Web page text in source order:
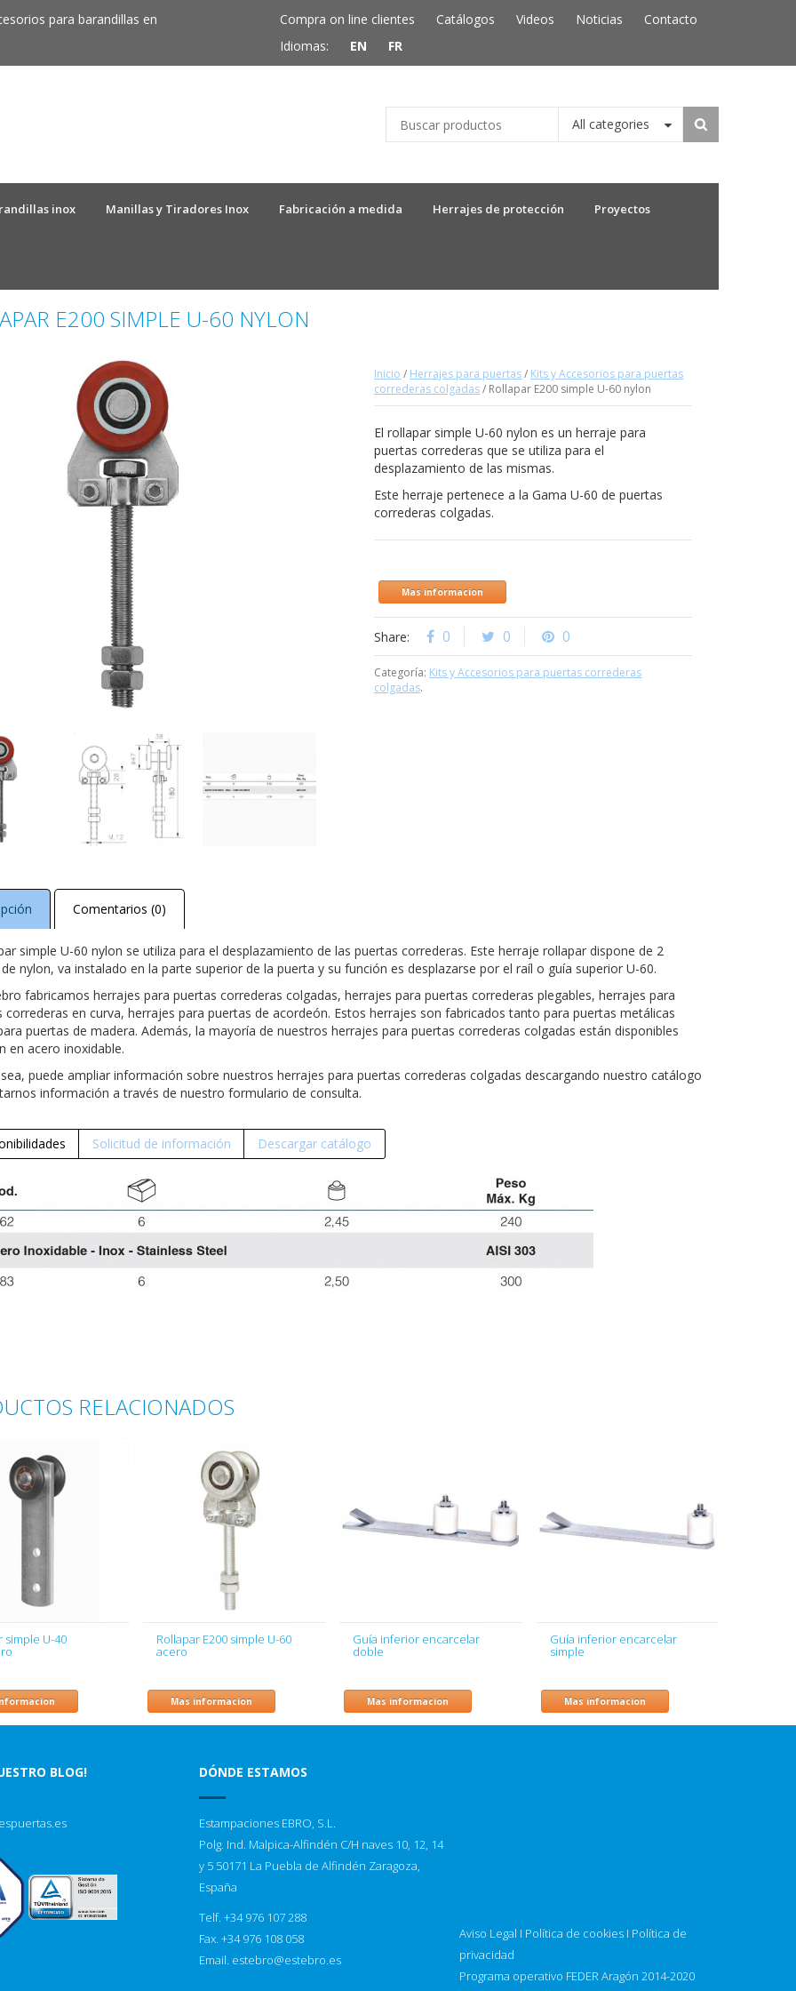
para barandillas en Compra on line clientes Catálogos Videos Noticias
Contacto
Idiomas:
EN FR
All categories
inox Manillas y Tiradores Inox Fabricación a medida Herrajes de protección Proyectos
E200 SIMPLE U-60 NYLON
Inicio / Herrajes para puertas/ Kits y Accesorios para puertas
correderas colgadas/ Rollapar E200 simple U-60 nylon
El rollapar simple U-60 nylon es un herraje para
puertas correderas que se utiliza para el
desplazamiento de las mismas.
Este herraje pertenece a la Gama U-60 de puertas
correderas colgadas.
Mas informacion
Share: 0 0 0
Categoría: Kits y Accesorios para puertas correderas
colgadas.
Comentarios (0)
simple U-60 nylon se utiliza para el desplazamiento de las puertas correderas. Este herraje rollapar dispone de 2
nylon, va instalado en la parte superior de la puerta y su función es desplazarse por el raíl o guía superior U-60.
fabricamos herrajes para puertas correderas colgadas, herrajes para puertas correderas plegables, herrajes para
correderas en curva, herrajes para puertas de acordeón. Estos herrajes son fabricados tanto para puertas metálicas
puertas de madera. Además, la mayoría de nuestros herrajes para puertas correderas colgadas están disponibles
en acero inoxidable.
puede ampliar información sobre nuestros herrajes para puertas correderas colgadas descargando nuestro catálogo
información a través de nuestro formulario de consulta.
Solicitud de información Descargar catálogo
RELACIONADOS
simple U-40 Rollapar E200 simple U-60
acero
Mas informacion
Guía inferior encarcelar
doble
Mas informacion
Guía inferior encarcelar
simple
Mas informacion
BLOG! DÓNDE ESTAMOS
Estampaciones EBRO, S.L.
Polg. Ind. Malpica-Alfindén C/H naves 10, 12, 14
y 5 50171 La Puebla de Alfindén Zaragoza,
España
Telf. +34 976 107 288
Fax. +34 976 108 058
Email. estebro@estebro.es
Aviso Legal I Política de cookiesI Política de
privacidad
Programa operativo FEDER Aragón 2014-2020